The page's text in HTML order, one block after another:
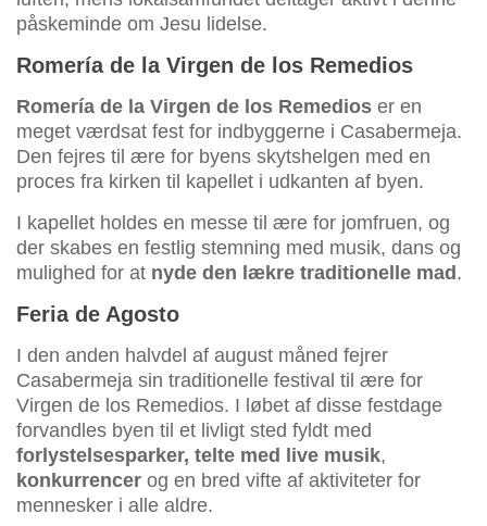
påskeminde om Jesu lidelse.
Romería de la Virgen de los Remedios
Romería de la Virgen de los Remedios er en
meget værdsat fest for indbyggerne i Casabermeja.
Den fejres til ære for byens skytshelgen med en
proces fra kirken til kapellet i udkanten af byen.
I kapellet holdes en messe til ære for jomfruen, og
der skabes en festlig stemning med musik, dans og
mulighed for at nyde den lækre traditionelle mad .
Feria de Agosto
I den anden halvdel af august måned fejrer
Casabermeja sin traditionelle festival til ære for
Virgen de los Remedios. I løbet af disse festdage
forvandles byen til et livligt sted fyldt med
forlystelsesparker, telte med live musik,
konkurrencer og en bred vifte af aktiviteter for
mennesker i alle aldre.